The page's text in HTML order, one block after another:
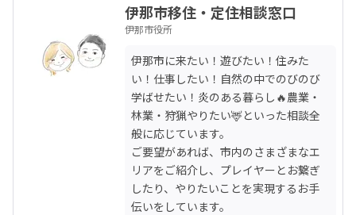
伊那市移住・定住相談窓口
伊那市役所
伊那市に来たい！遊びたい！住みた
い！仕事したい！自然の中でのびのび
学ばせたい！炎のある暮らし🔥農業・
林業・狩猟やりたい🦌といった相談全
般に応じています。
ご要望があれば、市内のさまざまなエ
リアをご紹介し、プレイヤーとお繋ぎ
したり、やりたいことを実現するお手
伝いをしています。